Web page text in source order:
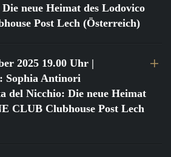
neue Heimat des Lodovico
Post Lech (Österreich)
2025 19.00 Uhr |
Sophia Antinori
del Nicchio: Die neue Heimat
CLUB Clubhouse Post Lech